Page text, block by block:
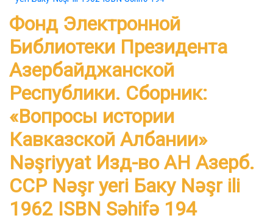
Фонд Электронной
Библиотеки Президента
Азербайджанской
Республики. Сборник:
«Вопросы истории
Кавказской Албании»
Nəşriyyat Изд-во АН Азерб.
ССР Nəşr yeri Баку Nəşr ili
1962 ISBN Səhifə 194